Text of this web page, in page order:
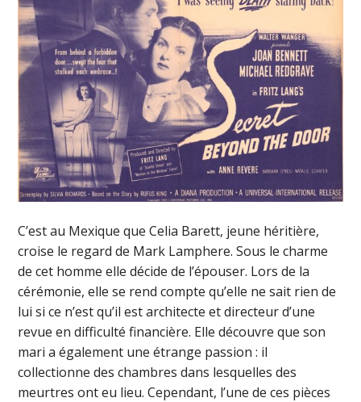
C’est au Mexique que Celia Barett, jeune héritière,
croise le regard de Mark Lamphere. Sous le charme
de cet homme elle décide de l’épouser. Lors de la
cérémonie, elle se rend compte qu’elle ne sait rien de
lui si ce n’est qu’il est architecte et directeur d’une
revue en difficulté financière. Elle découvre que son
mari a également une étrange passion : il
collectionne des chambres dans lesquelles des
meurtres ont eu lieu. Cependant, l’une de ces pièces